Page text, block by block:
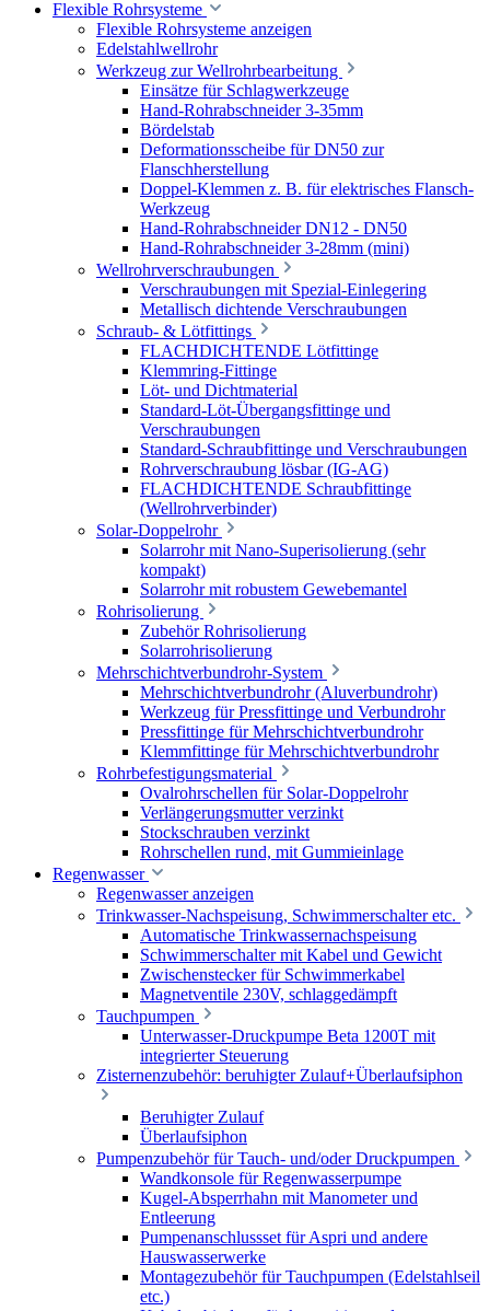
Flexible Rohrsysteme
Flexible Rohrsysteme anzeigen
Edelstahlwellrohr
Werkzeug zur Wellrohrbearbeitung
Einsätze für Schlagwerkzeuge
Hand-Rohrabschneider 3-35mm
Bördelstab
Deformationsscheibe für DN50 zur
Flanschherstellung
Doppel-Klemmen z. B. für elektrisches Flansch-
Werkzeug
Hand-Rohrabschneider DN12 - DN50
Hand-Rohrabschneider 3-28mm (mini)
Wellrohrverschraubungen
Verschraubungen mit Spezial-Einlegering
Metallisch dichtende Verschraubungen
Schraub- & Lötfittings
FLACHDICHTENDE Lötfittinge
Klemmring-Fittinge
Löt- und Dichtmaterial
Standard-Löt-Übergangsfittinge und
Verschraubungen
Standard-Schraubfittinge und Verschraubungen
Rohrverschraubung lösbar (IG-AG)
FLACHDICHTENDE Schraubfittinge
(Wellrohrverbinder)
Solar-Doppelrohr
Solarrohr mit Nano-Superisolierung (sehr
kompakt)
Solarrohr mit robustem Gewebemantel
Rohrisolierung
Zubehör Rohrisolierung
Solarrohrisolierung
Mehrschichtverbundrohr-System
Mehrschichtverbundrohr (Aluverbundrohr)
Werkzeug für Pressfittinge und Verbundrohr
Pressfittinge für Mehrschichtverbundrohr
Klemmfittinge für Mehrschichtverbundrohr
Rohrbefestigungsmaterial
Ovalrohrschellen für Solar-Doppelrohr
Verlängerungsmutter verzinkt
Stockschrauben verzinkt
Rohrschellen rund, mit Gummieinlage
Regenwasser
Regenwasser anzeigen
Trinkwasser-Nachspeisung, Schwimmerschalter etc.
Automatische Trinkwassernachspeisung
Schwimmerschalter mit Kabel und Gewicht
Zwischenstecker für Schwimmerkabel
Magnetventile 230V, schlaggedämpft
Tauchpumpen
Unterwasser-Druckpumpe Beta 1200T mit
integrierter Steuerung
Zisternenzubehör: beruhigter Zulauf+Überlaufsiphon
Beruhigter Zulauf
Überlaufsiphon
Pumpenzubehör für Tauch- und/oder Druckpumpen
Wandkonsole für Regenwasserpumpe
Kugel-Absperrhahn mit Manometer und
Entleerung
Pumpenanschlussset für Aspri und andere
Hauswasserwerke
Montagezubehör für Tauchpumpen (Edelstahlseil
etc.)